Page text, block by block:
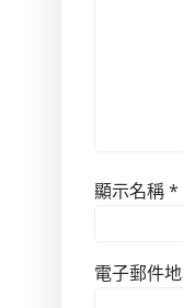
顯示名稱*
電子郵件